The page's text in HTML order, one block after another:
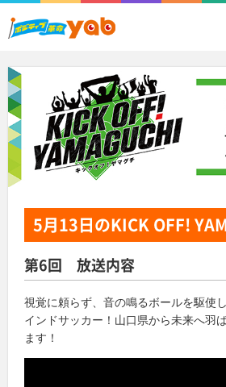
5月13日のKICK OFF!
第6回 放送内容
視覚に頼らず、音の鳴るボールを駆使
インドサッカー！ 山口県から未来へ羽
ます！